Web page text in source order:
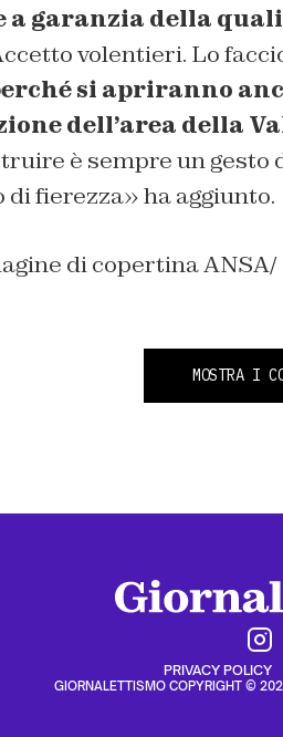
a garanzia della
volentieri. Lo
si apriranno
dell’area della
è sempre un gesto
di fierezza» ha aggiunto.
di copertina ANSA/
MOSTRA I
PRIVACY POLICY
GIORNALETTISMO COPYRIGHT ©